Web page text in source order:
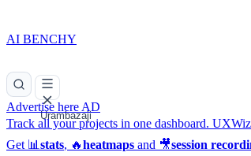
AI BENCHY
Urambazaji
Advertise here AD
Track all your projects in one dashboard.
Get 📊 stats, 🔥heatmaps and 🎥session